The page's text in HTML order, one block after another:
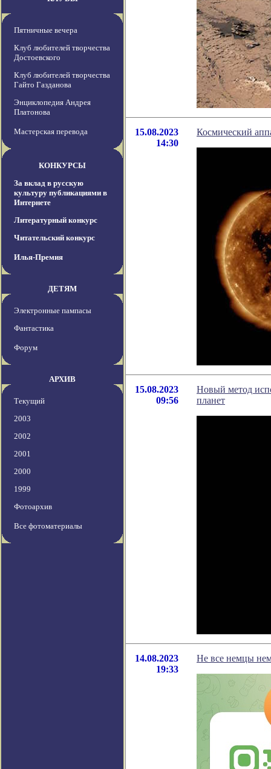
Пятничные вечера
Клуб любителей творчества
Достоевского
Клуб любителей творчества
Гайто Газданова
Энциклопедия Андрея
Платонова
Мастерская перевода
КОНКУРСЫ
За вклад в русскую
культуру публикациями в
Интернете
Литературный конкурс
Читательский конкурс
Илья-Премия
ДЕТЯМ
Электронные пампасы
Фантастика
Форум
АРХИВ
Текущий
2003
2002
2001
2000
1999
Фотоархив
Все фотоматериалы
15.08.2023
14:30
Космический
15.08.2023
09:56
Новый метод
планет
14.08.2023
19:33
Не все немцы